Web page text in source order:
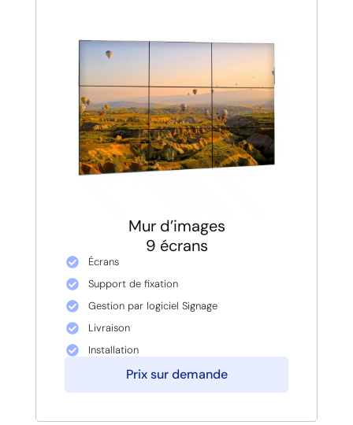
Mur d’images
9 écrans
Écrans
Support de fixation
Gestion par logiciel Signage
Livraison
Installation
Prix sur demande